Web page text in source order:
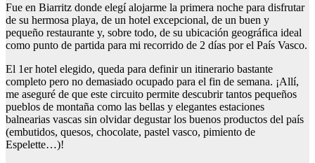
Fue en Biarritz donde elegí alojarme la primera noche para disfrutar
de su hermosa playa, de un hotel excepcional, de un buen y
pequeño restaurante y, sobre todo, de su ubicación geográfica ideal
como punto de partida para mi recorrido de 2 días por el País Vasco.
El 1er hotel elegido, queda para definir un itinerario bastante
completo pero no demasiado ocupado para el fin de semana. ¡Allí,
me aseguré de que este circuito permite descubrir tantos pequeños
pueblos de montaña como las bellas y elegantes estaciones
balnearias vascas sin olvidar degustar los buenos productos del país
(embutidos, quesos, chocolate, pastel vasco, pimiento de
Espelette…)!